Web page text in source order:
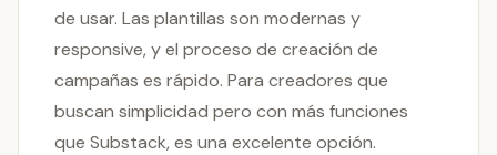
de usar. Las plantillas son modernas y
responsive, y el proceso de creación de
campañas es rápido. Para creadores que
buscan simplicidad pero con más funciones
que Substack, es una excelente opción.